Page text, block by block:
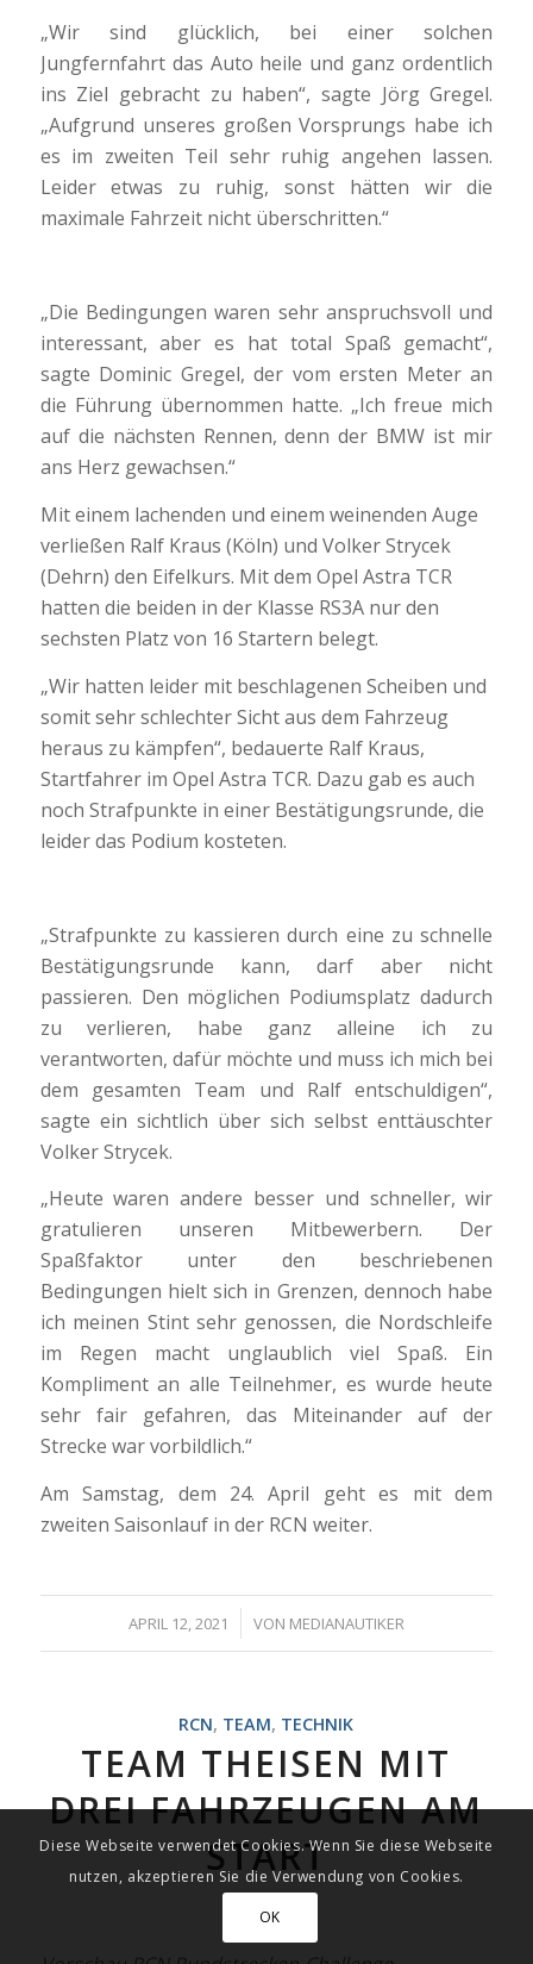
„Wir sind glücklich, bei einer solchen
Jungfernfahrt das Auto heile und ganz ordentlich
ins Ziel gebracht zu haben“, sagte Jörg Gregel.
„Aufgrund unseres großen Vorsprungs habe ich
es im zweiten Teil sehr ruhig angehen lassen.
Leider etwas zu ruhig, sonst hätten wir die
maximale Fahrzeit nicht überschritten.“
„Die Bedingungen waren sehr anspruchsvoll und
interessant, aber es hat total Spaß gemacht“,
sagte Dominic Gregel, der vom ersten Meter an
die Führung übernommen hatte. „Ich freue mich
auf die nächsten Rennen, denn der BMW ist mir
ans Herz gewachsen.“
Mit einem lachenden und einem weinenden Auge
verließen Ralf Kraus (Köln) und Volker Strycek
(Dehrn) den Eifelkurs. Mit dem Opel Astra TCR
hatten die beiden in der Klasse RS3A nur den
sechsten Platz von 16 Startern belegt.
„Wir hatten leider mit beschlagenen Scheiben und
somit sehr schlechter Sicht aus dem Fahrzeug
heraus zu kämpfen“, bedauerte Ralf Kraus,
Startfahrer im Opel Astra TCR. Dazu gab es auch
noch Strafpunkte in einer Bestätigungsrunde, die
leider das Podium kosteten.
„Strafpunkte zu kassieren durch eine zu schnelle
Bestätigungsrunde kann, darf aber nicht
passieren. Den möglichen Podiumsplatz dadurch
zu verlieren, habe ganz alleine ich zu
verantworten, dafür möchte und muss ich mich bei
dem gesamten Team und Ralf entschuldigen“,
sagte ein sichtlich über sich selbst enttäuschter
Volker Strycek.
„Heute waren andere besser und schneller, wir
gratulieren unseren Mitbewerbern. Der
Spaßfaktor unter den beschriebenen
Bedingungen hielt sich in Grenzen, dennoch habe
ich meinen Stint sehr genossen, die Nordschleife
im Regen macht unglaublich viel Spaß. Ein
Kompliment an alle Teilnehmer, es wurde heute
sehr fair gefahren, das Miteinander auf der
Strecke war vorbildlich.“
Am Samstag, dem 24. April geht es mit dem
zweiten Saisonlauf in der RCN weiter.
APRIL 12, 2021 VON MEDIANAUTIKER
RCN, TEAM, TECHNIK
TEAM THEISEN MIT
DREI FAHRZEUGEN AM
START
Diese Webseite verwendet Cookies. Wenn Sie diese Webseite
nutzen, akzeptieren Sie die Verwendung von Cookies.
OK